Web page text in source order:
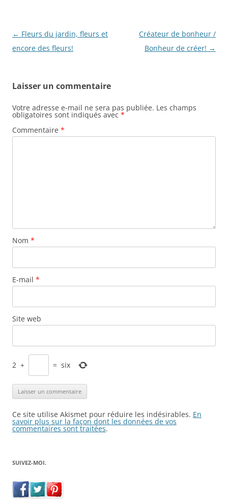
Navigation
des
← Fleurs du jardin, fleurs et
encore des fleurs!
Créateur de bonheur /
Bonheur de créer! →
Laisser un commentaire
Votre adresse e-mail ne sera pas publiée. Les champs
obligatoires sont indiqués avec *
Commentaire *
Nom *
E-mail *
Site web
2 + = six
Ce site utilise Akismet pour réduire les indésirables. En
savoir plus sur la façon dont les données de vos
commentaires sont traitées.
SUIVEZ-MOI.